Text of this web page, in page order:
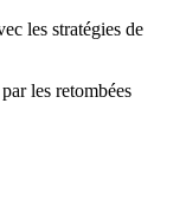
les stratégies de
les retombées